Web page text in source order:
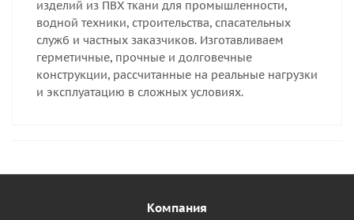
изделий из ПВХ ткани для промышленности,
водной техники, строительства, спасательных
служб и частных заказчиков. Изготавливаем
герметичные, прочные и долговечные
конструкции, рассчитанные на реальные нагрузки
и эксплуатацию в сложных условиях.
Компания